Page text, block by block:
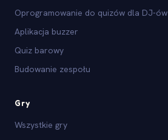
Oprogramowanie do quizów dla DJ-ów
Aplikacja buzzer
Quiz barowy
Budowanie zespołu
Gry
Wszystkie gry